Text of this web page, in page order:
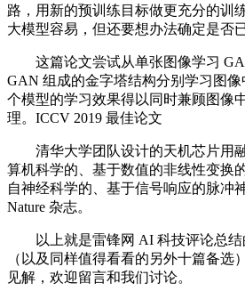
路，用新的预训练目标做更充分的训
大模型容易，但还要想办法确定是否
这篇论文尝试从单张图像学习
GAN 组成的金字塔结构分别学习图
个模型的学习效果得以同时兼顾图像
理。ICCV 2019 最佳论文
清华大学团队设计的天机芯片用
算机科学的、基于数值的非线性变换
自神经科学的、基于信号响应的脉冲
Nature 杂志。
以上就是雷锋网 AI 科技评论总结
（以及同样值得看看的另外十篇备选
见解，欢迎留言和我们讨论。